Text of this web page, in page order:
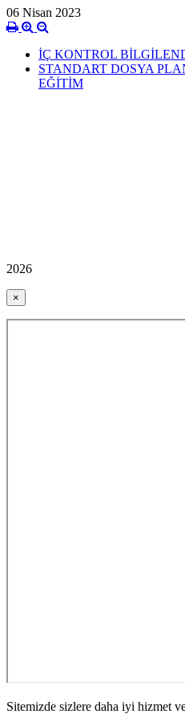
06 Nisan 2023
İÇ KONTROL
STANDART DOSYA
EĞİTİM
2026
×
Sitemizde sizlere daha iyi hizmet